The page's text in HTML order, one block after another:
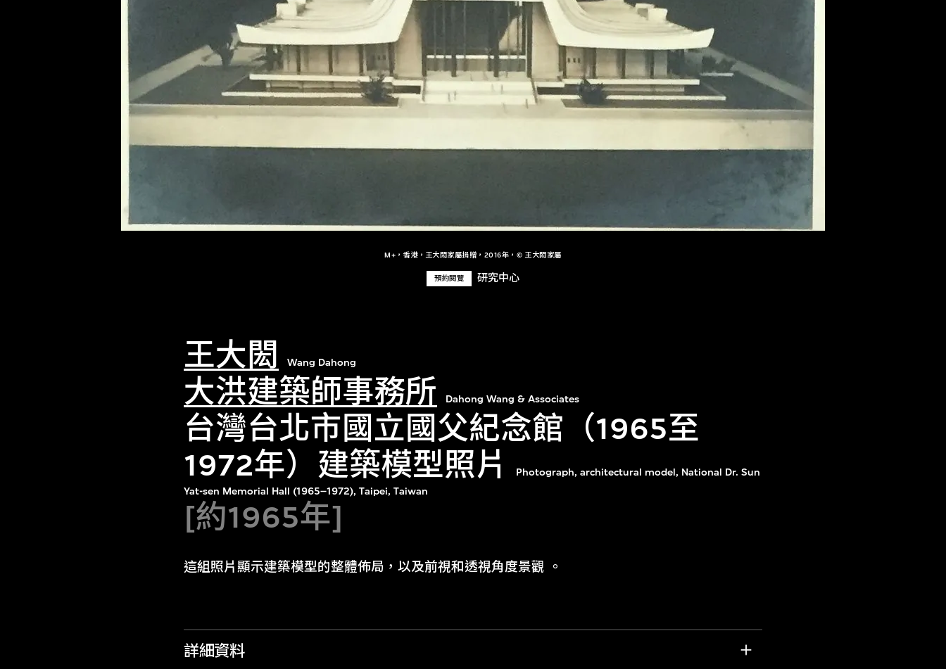
M+，香港，王大閎家屬捐贈，2016年，© 王大閎家屬
預約閱覽 研究中心
王大閎 Wang Dahong
大洪建築師事務所 Dahong Wang & Associates
台灣台北市國立國父紀念館（1965至
1972年）建築模型照片
Photograph, architectural model, National Dr. Sun
Yat-sen Memorial Hall (1965–1972), Taipei, Taiwan
[約1965年]
這組照片顯示建築模型的整體佈局，以及前視和透視角度景觀 。
詳細資料